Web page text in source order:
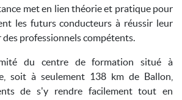
met en lien théorie et pratique pour
les futurs conducteurs à réussir leur
des professionnels compétents.
du centre de formation situé à
soit à seulement 138 km de Ballon,
de s'y rendre facilement tout en